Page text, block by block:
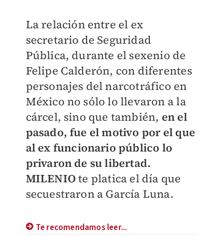
La relación entre el ex
secretario de Seguridad
Pública, durante el sexenio de
Felipe Calderón, con diferentes
personajes del narcotráfico en
México no sólo lo llevaron a la
cárcel, sino que también, en el
pasado, fue el motivo por el que
al ex funcionario público lo
privaron de su libertad.
MILENIOte platica el día que
secuestraron a García Luna.
Te recomendamos leer...